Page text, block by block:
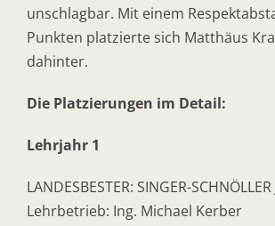
unschlagbar. Mit einem
Punkten platzierte sich Matthäus
dahinter.
Die Platzierungen im Detail:
Lehrjahr 1
LANDESBESTER: SINGER-
Lehrbetrieb: Ing. Michael Kerber